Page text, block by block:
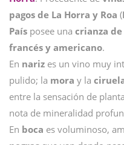
pagos de La Horra y Roa (
País posee una crianza
francés y americano.
En nariz es un vino muy
pulido; la mora y la
entre la sensación de
nota de mineralidad
En boca es voluminoso,